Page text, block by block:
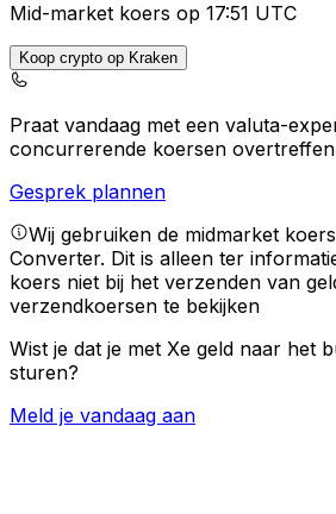
Mid-market koers op 17:51 UTC
Koop crypto op Kraken
Praat vandaag met een valuta-
concurrerende koersen
Gesprek plannen
Wij gebruiken de midmarket
Converter. Dit is alleen ter
koers niet bij het verzenden van
verzendkoersen te bekijken
Wist je dat je met Xe geld naar het
sturen?
Meld je vandaag aan